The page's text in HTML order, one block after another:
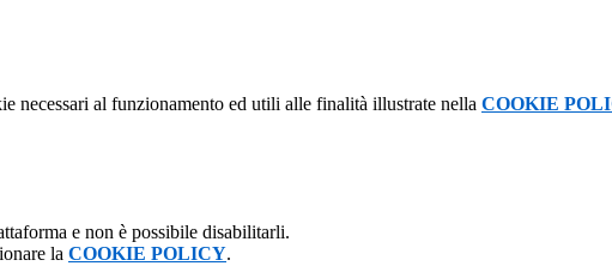
necessari al funzionamento ed utili alle finalità illustrate nella COOKIE
e non è possibile disabilitarli.
la COOKIE POLICY.